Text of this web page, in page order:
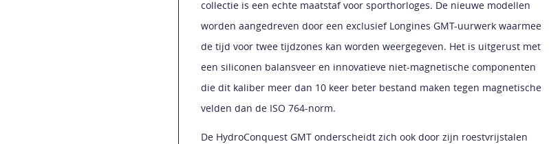
collectie is een echte maatstaf voor sporthorloges. De nieuwe modellen
worden aangedreven door een exclusief Longines GMT-uurwerk waarmee
de tijd voor twee tijdzones kan worden weergegeven. Het is uitgerust met
een siliconen balansveer en innovatieve niet-magnetische componenten
die dit kaliber meer dan 10 keer beter bestand maken tegen magnetische
velden dan de ISO 764-norm.
De HydroConquest GMT onderscheidt zich ook door zijn roestvrijstalen